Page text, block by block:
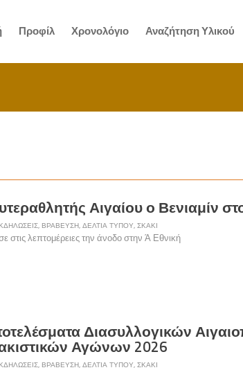
Προφίλ Χρονολόγιο Αναζήτηση Υλικού
Αιγαίου ο Βενιαμίν
, ΒΡΆΒΕΥΣΗ, ΔΕΛΤΊΑ ΤΎΠΟΥ ΣΚΆΚΙ
στις λεπτομέρειες την άνοδο στην Ά Εθνική
Διασυλλογικών
Αγώνων 2026
, ΒΡΆΒΕΥΣΗ, ΔΕΛΤΊΑ ΤΎΠΟΥ ΣΚΆΚΙ